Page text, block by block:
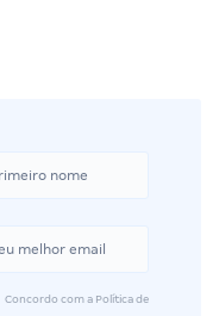
Concordo com a Política de